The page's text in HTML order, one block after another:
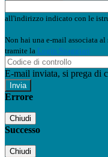
all'indirizzo indicato con le
Non hai una e-mail associata
tramite la Login Spaggiari
E-mail inviata, si prega di
Errore
Chiudi
Successo
Chiudi